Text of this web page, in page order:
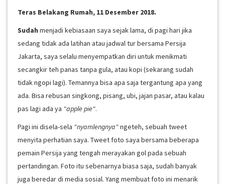
Teras Belakang Rumah, 11 Desember 2018.
Sudah menjadi kebiasaan saya sejak lama, di pagi hari jika
sedang tidak ada latihan atau jadwal tur bersama Persija
Jakarta, saya selalu menyempatkan diri untuk menikmati
secangkir teh panas tanpa gula, atau kopi (sekarang sudah
tidak ngopi lagi). Temannya bisa apa saja tergantung apa yang
ada. Bisa rebusan singkong, pisang, ubi, jajan pasar, atau kalau
pas lagi ada ya "apple pie".
Pagi ini disela-sela "nyamlengnya"ngeteh, sebuah tweet
menyita perhatian saya. Tweet foto saya bersama beberapa
pemain Persija yang tengah merayakan gol pada sebuah
pertandingan. Foto itu sebenarnya biasa saja, sudah banyak
juga beredar di media sosial. Yang membuat foto ini menarik